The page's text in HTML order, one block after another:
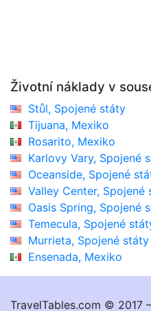
Životní náklady v
Stůl, Spojené státy
Tijuana, Mexiko
Rosarito, Mexiko
Karlovy Vary, Spojené
Oceanside, Spojené
Valley Center, Spojené
Oasis Spring, Spojené
Temecula, Spojené
Murrieta, Spojené státy
Ensenada, Mexiko
TravelTables.com © 2017